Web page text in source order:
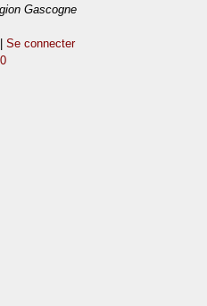
Gascogne
|Se connecter